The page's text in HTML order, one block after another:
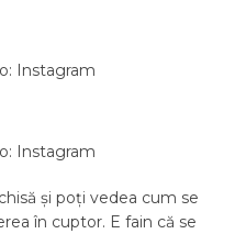
Instagram
Instagram
și poți vedea cum se
în cuptor. E fain că se